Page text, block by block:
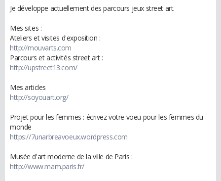
Je développe actuellement des parcours jeux street art.
Mes sites :
Ateliers et visites d'exposition :
http://mouvarts.com
Parcours et activités street art :
http://upstreet13.com/
Mes articles
http://soyouart.org/
Projet pour les femmes : écrivez votre voeu pour les femmes du
monde
https://7unarbreavoeux.wordpress.com
Musée d'art moderne de la ville de Paris :
http://www.mam.paris.fr/